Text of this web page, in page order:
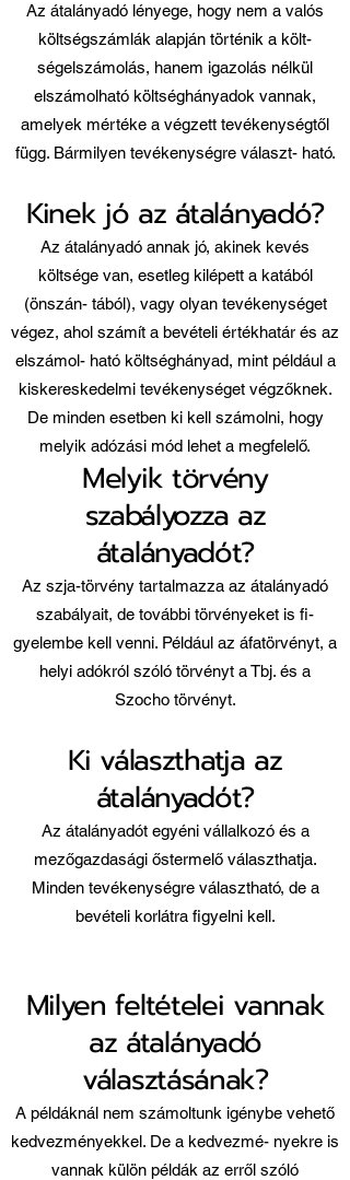
Az átalányadó lényege, hogy nem a valós
költségszámlák alapján történik a költ-
ségelszámolás, hanem igazolás nélkül
elszámolható költséghányadok vannak,
amelyek mértéke a végzett tevékenységtől
függ. Bármilyen tevékenységre választ- ható.
Kinek jó az átalányadó?
Az átalányadó annak jó, akinek kevés
költsége van, esetleg kilépett a katából
(önszán- tából), vagy olyan tevékenységet
végez, ahol számít a bevételi értékhatár és az
elszámol- ható költséghányad, mint például a
kiskereskedelmi tevékenységet végzőknek.
De minden esetben ki kell számolni, hogy
melyik adózási mód lehet a megfelelő.
Melyik törvény
szabályozza az
átalányadót?
Az szja-törvény tartalmazza az átalányadó
szabályait, de további törvényeket is fi-
gyelembe kell venni. Például az áfatörvényt, a
helyi adókról szóló törvényt a Tbj. és a
Szocho törvényt.
Ki választhatja az
átalányadót?
Az átalányadót egyéni vállalkozó és a
mezőgazdasági őstermelő választhatja.
Minden tevékenységre választható, de a
bevételi korlátra figyelni kell.
Milyen feltételei vannak
az átalányadó
választásának?
A példáknál nem számoltunk igénybe vehető
kedvezményekkel. De a kedvezmé- nyekre is
vannak külön példák az erről szóló